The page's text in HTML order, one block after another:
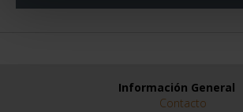
Información General
Contacto